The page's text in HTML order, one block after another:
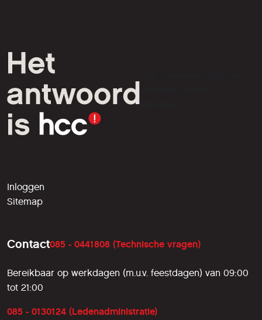
liefhebbers.
Inloggen
Sitemap
Contact085 - 0441808 (Technische vragen)
Bereikbaar op werkdagen (m.u.v. feestdagen) van 09:00
tot 21:00
085 - 0130124 (Ledenadministratie)